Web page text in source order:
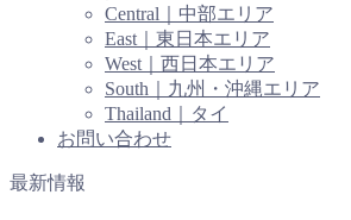
Central｜中部エリア
East｜東日本エリア
West｜西日本エリア
South｜九州・沖縄エリア
Thailand｜タイ
お問い合わせ
最新情報